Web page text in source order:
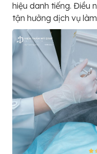
hiệu danh tiếng. Điều
tận hưởng dịch vụ